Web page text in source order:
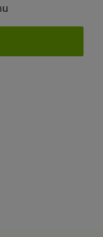
kiszolgálás.
temékekkel is.